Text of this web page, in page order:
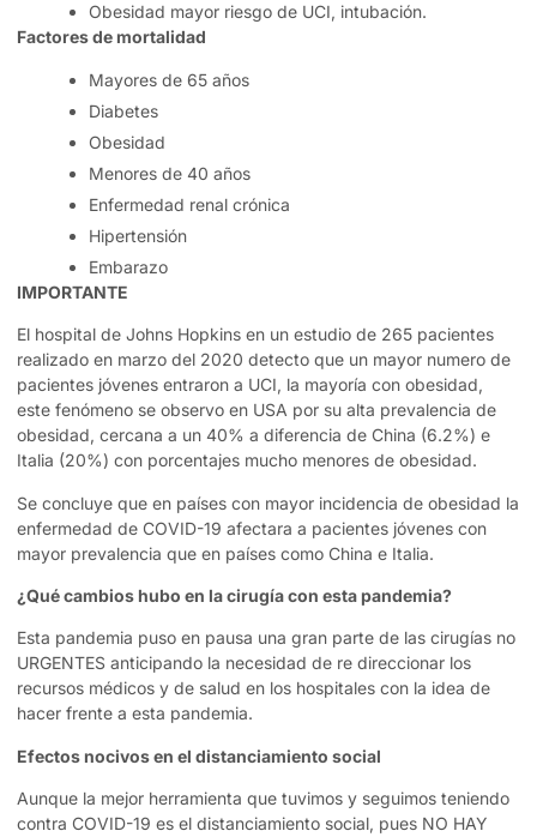
Obesidad mayor riesgo de UCI, intubación.
Factores de mortalidad
Mayores de 65 años
Diabetes
Obesidad
Menores de 40 años
Enfermedad renal crónica
Hipertensión
Embarazo
IMPORTANTE
El hospital de Johns Hopkins en un estudio de 265 pacientes
realizado en marzo del 2020 detecto que un mayor numero de
pacientes jóvenes entraron a UCI, la mayoría con obesidad,
este fenómeno se observo en USA por su alta prevalencia de
obesidad, cercana a un 40% a diferencia de China (6.2%) e
Italia (20%) con porcentajes mucho menores de obesidad.
Se concluye que en países con mayor incidencia de obesidad la
enfermedad de COVID-19 afectara a pacientes jóvenes con
mayor prevalencia que en países como China e Italia.
¿Qué cambios hubo en la cirugía con esta pandemia?
Esta pandemia puso en pausa una gran parte de las cirugías no
URGENTES anticipando la necesidad de re direccionar los
recursos médicos y de salud en los hospitales con la idea de
hacer frente a esta pandemia.
Efectos nocivos en el distanciamiento social
Aunque la mejor herramienta que tuvimos y seguimos teniendo
contra COVID-19 es el distanciamiento social, pues NO HAY